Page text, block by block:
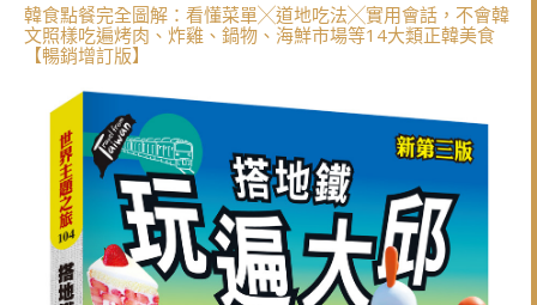
韓食點餐完全圖解：看懂菜單╳道地吃法╳實用會話，不會韓
文照樣吃遍烤肉、炸雞、鍋物、海鮮市場等14大類正韓美食
【暢銷增訂版】